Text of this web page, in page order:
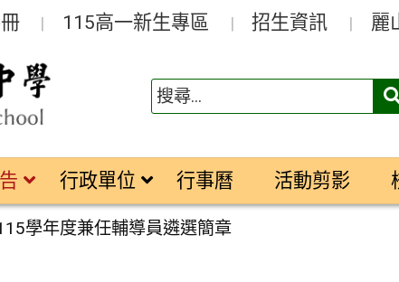
115高一新生專區 招生資訊 麗
行政單位 行事曆 活動剪影
學年度兼任輔導員遴選簡章